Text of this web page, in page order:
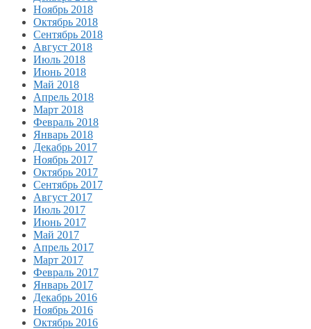
Ноябрь 2018
Октябрь 2018
Сентябрь 2018
Август 2018
Июль 2018
Июнь 2018
Май 2018
Апрель 2018
Март 2018
Февраль 2018
Январь 2018
Декабрь 2017
Ноябрь 2017
Октябрь 2017
Сентябрь 2017
Август 2017
Июль 2017
Июнь 2017
Май 2017
Апрель 2017
Март 2017
Февраль 2017
Январь 2017
Декабрь 2016
Ноябрь 2016
Октябрь 2016